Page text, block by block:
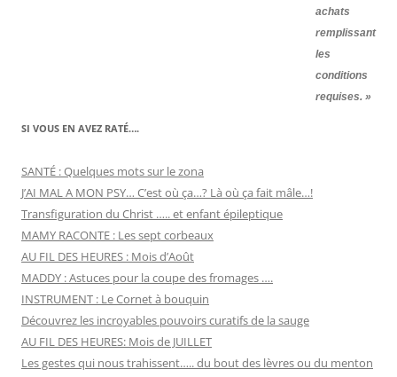
achats
remplissant
les
conditions
requises. »
SI VOUS EN AVEZ RATÉ….
SANTÉ : Quelques mots sur le zona
J’AI MAL A MON PSY… C’est où ça…? Là où ça fait mâle…!
Transfiguration du Christ ….. et enfant épileptique
MAMY RACONTE : Les sept corbeaux
AU FIL DES HEURES : Mois d’Août
MADDY : Astuces pour la coupe des fromages ….
INSTRUMENT : Le Cornet à bouquin
Découvrez les incroyables pouvoirs curatifs de la sauge
AU FIL DES HEURES: Mois de JUILLET
Les gestes qui nous trahissent….. du bout des lèvres ou du menton